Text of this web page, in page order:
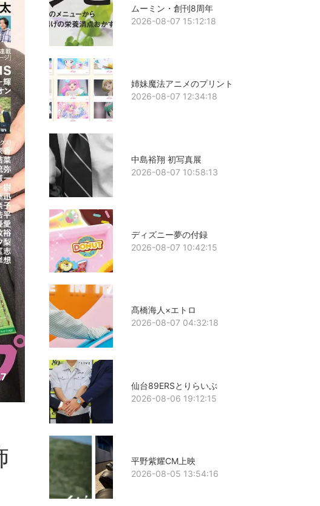
ムーミン・創刊8周年
2026-08-07 15:12:18
姉妹魔法アニメのプリント
2026-08-07 12:34:18
中島裕翔 初写真展
2026-08-07 10:58:13
ディズニー夢の付録
2026-08-07 10:42:15
髙橋海人×エトロ
2026-08-07 04:32:18
仙台89ERSとりらいぶ
2026-08-06 19:12:15
平野紫耀CM上映
2026-08-05 13:54:16